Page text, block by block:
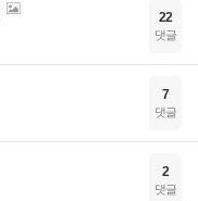
22
댓글
7
댓글
2
댓글